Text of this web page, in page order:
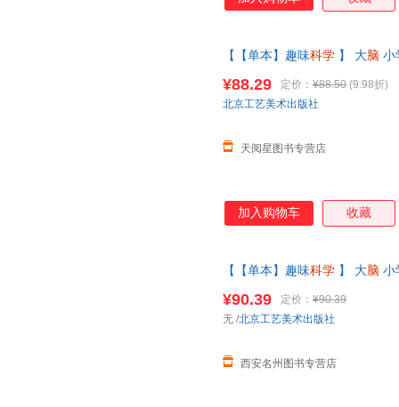
【【单本】趣味科学 】 大脑 小
¥88.29 定价： ¥88.50 (9.98折)
天阅星图书专营店
北京工艺美术出版社
加入购物车 收藏
【【单本】趣味科学 】 大脑 小
书籍为准】
¥90.39 定价： ¥90.39
西安名州图书专营店
无 /北京工艺美术出版社